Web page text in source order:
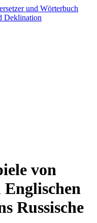
Deklination
von
Russische